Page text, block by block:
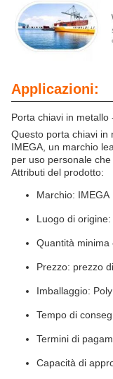
Applicazioni:
Porta chiavi in metallo
Questo porta chiavi in
IMEGA, un marchio
per uso personale
Attributi del prodotto:
Marchio: IMEGA
Luogo di origine:
Quantità minima
Prezzo: prezzo
Imballaggio:
Tempo di
Termini di
Capacità di